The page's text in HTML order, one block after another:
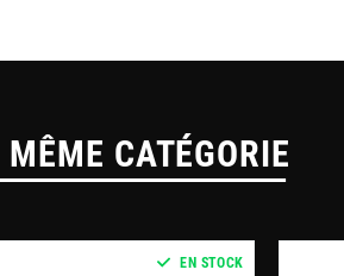
CATÉGORIE
EN STOCK